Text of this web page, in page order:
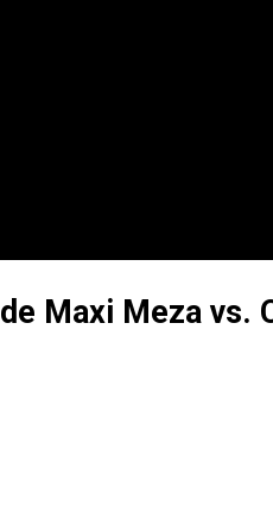
Maxi Meza vs.